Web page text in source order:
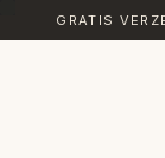
GRATIS